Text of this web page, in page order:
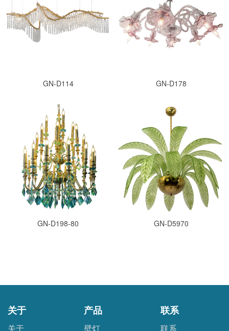
GN-D114 GN-D178
GN-D198-80 GN-D5970
关于
关于
产品
壁灯
联系
联系